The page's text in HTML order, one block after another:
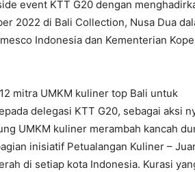
event KTT G20 dengan
2022 di Bali Collection, Nusa Dua
Indonesia dan Kementerian
mitra UMKM kuliner top Bali untuk
delegasi KTT G20, sebagai aksi
UMKM kuliner merambah kancah
inisiatif Petualangan Kuliner –
di setiap kota Indonesia. Kurasi